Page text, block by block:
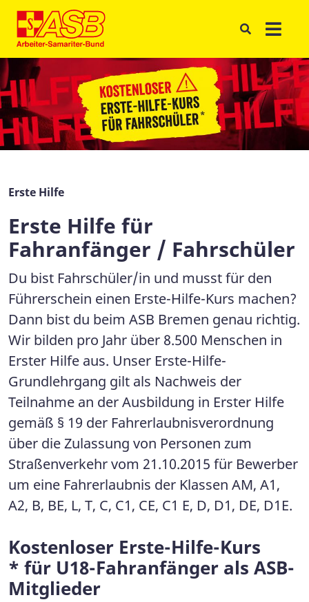
Erste Hilfe
Erste Hilfe für
Fahranfänger / Fahrschüler
Du bist Fahrschüler/in und musst für den
Führerschein einen Erste-Hilfe-Kurs machen?
Dann bist du beim ASB Bremen genau richtig.
Wir bilden pro Jahr über 8.500 Menschen in
Erster Hilfe aus. Unser Erste-Hilfe-
Grundlehrgang gilt als Nachweis der
Teilnahme an der Ausbildung in Erster Hilfe
gemäß § 19 der Fahrerlaubnisverordnung
über die Zulassung von Personen zum
Straßenverkehr vom 21.10.2015 für Bewerber
um eine Fahrerlaubnis der Klassen AM, A1,
A2, B, BE, L, T, C, C1, CE, C1 E, D, D1, DE, D1E.
Kostenloser Erste-Hilfe-Kurs
* für U18-Fahranfänger als ASB-
Mitglieder